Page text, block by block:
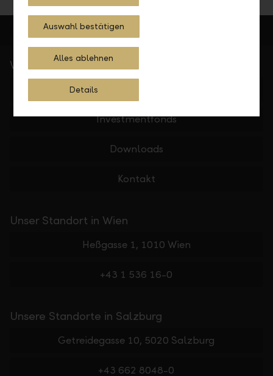
Wichtige Links
LLB Portfolioanalyse
Investmentfonds
Downloads
Kontakt
Unser Standort in Wien
Heßgasse 1, 1010 Wien
+43 1 536 16-0
Unsere Standorte in Salzburg
Getreidegasse 10, 5020 Salzburg
+43 662 8048-0
Auswahl bestätigen
Alles ablehnen
Details